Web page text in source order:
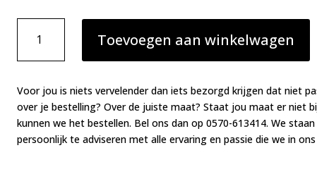
Simone
Perele
Caresse
zwart
aantal
Toevoegen aan winkelwagen
Voor jou is niets vervelender dan iets bezorgd krijgen dat niet
over je bestelling? Over de juiste maat? Staat jou maat er niet
kunnen we het bestellen. Bel ons dan op 0570-613414. We
persoonlijk te adviseren met alle ervaring en passie die we in ons